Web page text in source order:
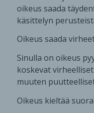
oikeus saada
käsittelyn
Oikeus saada
Sinulla on oikeus
koskevat
muuten
Oikeus kieltää